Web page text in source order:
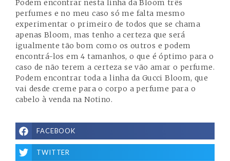
Podem encontrarnesta linha da Bloom três
perfumes e no meu caso só me falta mesmo
experimentar o primeiro de todos que se chama
apenas Bloom, mas tenho a certeza que será
igualmente tão bom como os outros e podem
encontrá-los em 4 tamanhos, o que é óptimo para o
caso de não terem a certeza se vão amar o perfume.
Podem encontrar toda a linha da Gucci Bloom, que
vai desde creme para o corpo a perfume para o
cabelo à venda naNotino.
FACEBOOK
TWITTER